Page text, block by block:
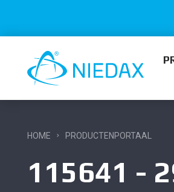
HOME PRODUCTENPORTAAL
115641 -